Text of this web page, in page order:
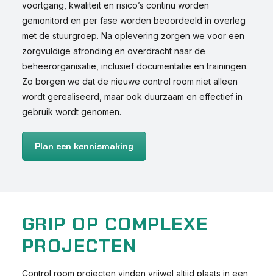
voortgang, kwaliteit en risico’s continu worden
gemonitord en per fase worden beoordeeld in overleg
met de stuurgroep. Na oplevering zorgen we voor een
zorgvuldige afronding en overdracht naar de
beheerorganisatie, inclusief documentatie en trainingen.
Zo borgen we dat de nieuwe control room niet alleen
wordt gerealiseerd, maar ook duurzaam en effectief in
gebruik wordt genomen.
Plan een kennismaking
GRIP OP COMPLEXE
PROJECTEN
Control room projecten vinden vrijwel altijd plaats in een